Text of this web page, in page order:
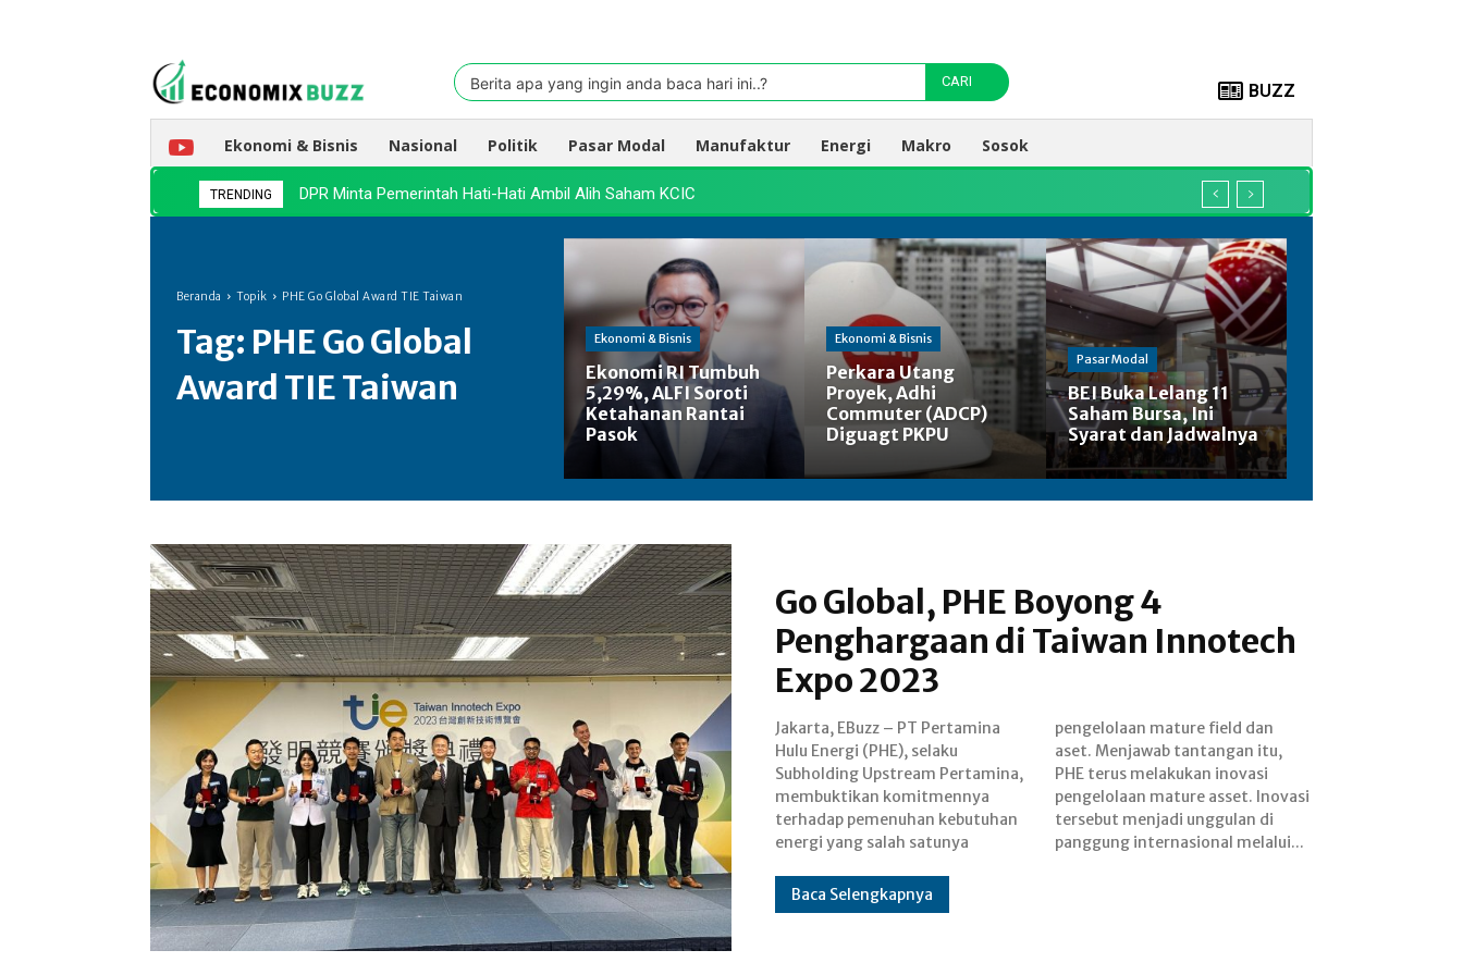
Pasaroleh TradingView
Berita apa yang ingin anda baca hari ini..? CARI BUZZ
Ekonomi & Bisnis Nasional Politik Pasar Modal Manufaktur Energi Makro Sosok
TRENDING DPR Minta Pemerintah Hati-Hati Ambil Alih Saham KCIC
Beranda Topik PHE Go Global Award TIE Taiwan
Tag: PHE Go Global
Award TIE Taiwan
Ekonomi & Bisnis
Ekonomi RI Tumbuh
5,29%, ALFI Soroti
Ketahanan Rantai
Pasok
Ekonomi & Bisnis
Perkara Utang
Proyek, Adhi
Commuter (ADCP)
Diguagt PKPU
Pasar Modal
BEI Buka Lelang 11
Saham Bursa, Ini
Syarat dan Jadwalnya
Go Global, PHE Boyong 4
Penghargaan di Taiwan Innotech
Expo 2023
Jakarta, EBuzz – PT Pertamina
Hulu Energi (PHE), selaku
Subholding Upstream Pertamina,
membuktikan komitmennya
terhadap pemenuhan kebutuhan
energi yang salah satunya
pengelolaan mature field dan
aset. Menjawab tantangan itu,
PHE terus melakukan inovasi
pengelolaan mature asset. Inovasi
tersebut menjadi unggulan di
panggung internasional melalui...
Baca Selengkapnya